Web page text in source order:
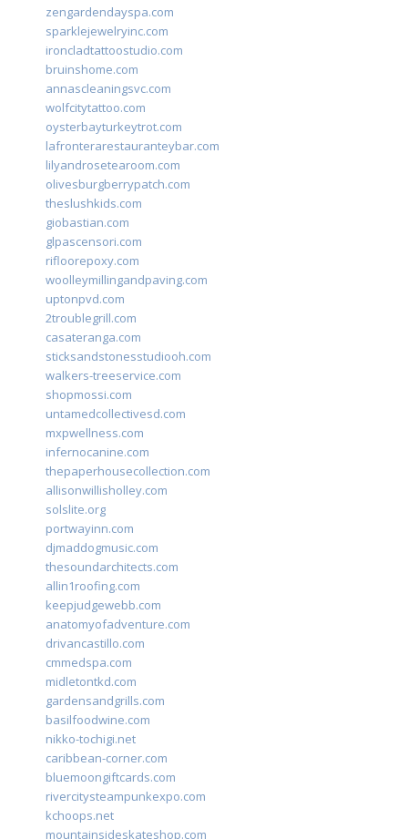
zengardendayspa.com
sparklejewelryinc.com
ironcladtattoostudio.com
bruinshome.com
annascleaningsvc.com
wolfcitytattoo.com
oysterbayturkeytrot.com
lafronterarestauranteybar.com
lilyandrosetearoom.com
olivesburgberrypatch.com
theslushkids.com
giobastian.com
glpascensori.com
rifloorepoxy.com
woolleymillingandpaving.com
uptonpvd.com
2troublegrill.com
casateranga.com
sticksandstonesstudiooh.com
walkers-treeservice.com
shopmossi.com
untamedcollectivesd.com
mxpwellness.com
infernocanine.com
thepaperhousecollection.com
allisonwillisholley.com
solslite.org
portwayinn.com
djmaddogmusic.com
thesoundarchitects.com
allin1roofing.com
keepjudgewebb.com
anatomyofadventure.com
drivancastillo.com
cmmedspa.com
midletontkd.com
gardensandgrills.com
basilfoodwine.com
nikko-tochigi.net
caribbean-corner.com
bluemoongiftcards.com
rivercitysteampunkexpo.com
kchoops.net
mountainsideskateshop.com